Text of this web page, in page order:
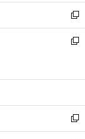
く
ウ
で
開
く
ン
ド
ウ
で
ウ
ィ
ン
ド
開
新
し
い
ン
ウ
で
開
新
ウ
ン
ド
ウ
新
し